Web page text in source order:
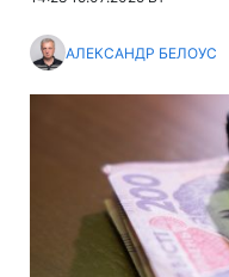
АЛЕКСАНДР БЕЛОУС